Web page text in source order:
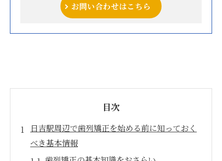
お問い合わせはこちら
目次
日吉駅周辺で歯列矯正を始める前に知っておく
べき基本情報